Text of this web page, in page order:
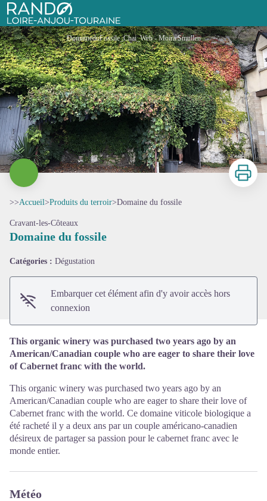
Rando Loire-Anjou-Touraine
Domaine du fossile
DomaineduFossile_Chai_Web - Moira Smullen
Imprimer
>>Accueil>Produits du terroir>Domaine du fossile
Cravant-les-Côteaux
Domaine du fossile
Catégories : Dégustation
Embarquer cet élément afin d'y avoir accès hors
connexion
This organic winery was purchased two years ago by an
American/Canadian couple who are eager to share their love
of Cabernet franc with the world.
This organic winery was purchased two years ago by an
American/Canadian couple who are eager to share their love of
Cabernet franc with the world. Ce domaine viticole biologique a
été racheté il y a deux ans par un couple américano-canadien
désireux de partager sa passion pour le cabernet franc avec le
monde entier.
Météo